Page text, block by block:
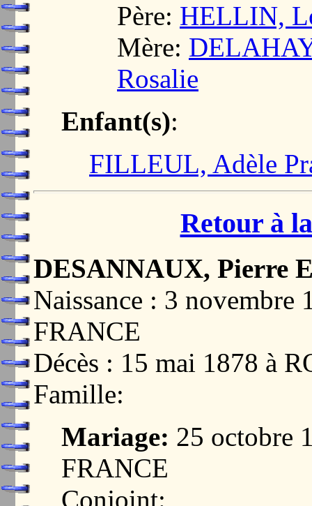
Père: HELLIN,
Mère:
Rosalie
Enfant(s):
FILLEUL, Adèle
Retour à
DESANNAUX, Pierre
Naissance : 3
FRANCE
Décès : 15 mai 1878 à
Famille:
Mariage: 25 octobre
FRANCE
Conjoint: